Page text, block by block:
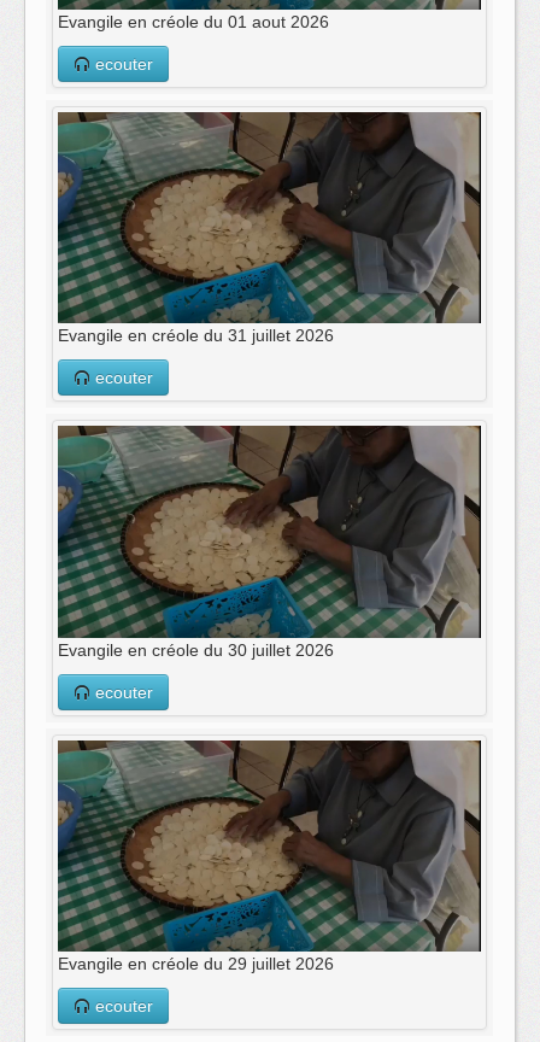
Evangile en créole du 01 aout 2026
ecouter
Evangile en créole du 31 juillet 2026
ecouter
Evangile en créole du 30 juillet 2026
ecouter
Evangile en créole du 29 juillet 2026
ecouter